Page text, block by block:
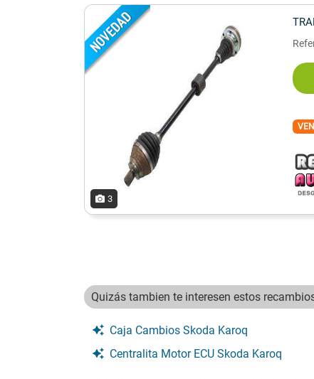
3
Quizás tambien te interesen estos
Caja Cambios Skoda Karoq
Centralita Motor ECU Skoda Karoq